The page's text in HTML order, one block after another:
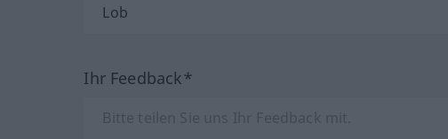
Ihr Feedback*